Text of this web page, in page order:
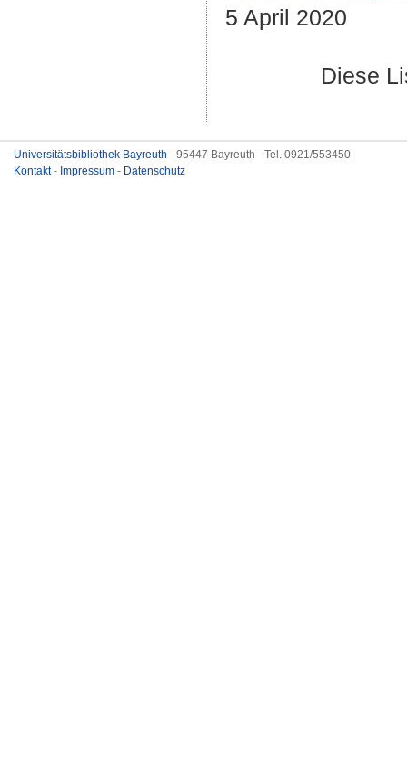
5 April 2020
Diese
Universitätsbibliothek Bayreuth - 95447 Bayreuth - Tel. 0921/553450
Kontakt- Impressum - Datenschutz